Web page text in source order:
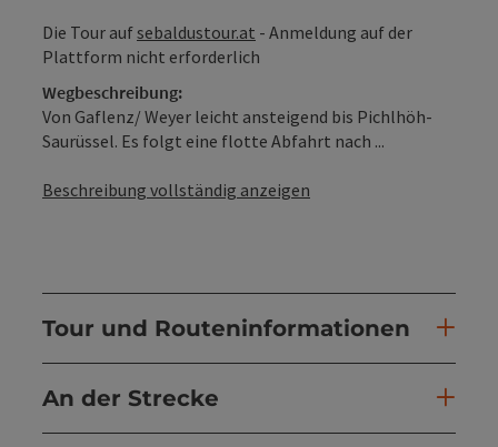
Die Tour aufsebaldustour.at - Anmeldung auf der
Plattform nicht erforderlich
Wegbeschreibung:
Von Gaflenz/ Weyer leicht ansteigend bis Pichlhöh-
Saurüssel. Es folgt eine flotte Abfahrt nach ...
Beschreibung vollständig anzeigen
Tour und Routeninformationen
An der Strecke